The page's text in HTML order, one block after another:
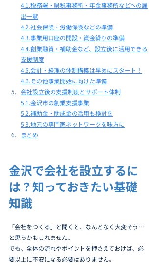
4.1.税務署・県税事務所・年金事務所などへの届
出一覧
4.2.社会保険・労働保険などの準備
4.3.事業用口座の開設・資金繰りの準備
4.4.創業融資・補助金など、設立後に活用できる
支援制度
4.5.会計・経理の体制構築は早めにスタート！
4.6.その他事業開始に向けた準備
会社設立後の支援制度とサポート体制
5.1.金沢市の創業支援事業
5.2.補助金・助成金の活用も検討を
5.3.地元の専門家ネットワークを味方に
まとめ
金沢で会社を設立するに
は？知っておきたい基礎
知識
「会社をつくる」と聞くと、なんとなく大変そう…
と思うかもしれません。
でも、全体の流れやポイントを押さえておけば、必
要以上に不安になる必要はありません。